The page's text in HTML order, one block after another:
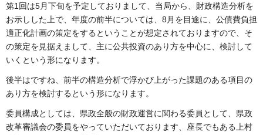
第1回は5月下旬を予定しておりまして、当局から、財政構造分析を
お示しした上で、年度の前半については、8月を目途に、公債費負担
適正化計画の策定をするということが想定されておりますので、そ
の策定を見据えまして、主に公共投資のあり方を中心に、検討して
いくという形になります。
後半はですね、前半の構造分析で浮かび上がった課題のある項目の
あり方を検討するという形になります。
委員構成としては、県政全般の財政運営に関わる委員として、県政
改革審議会の委員をやっていただいております、座長でもある上村